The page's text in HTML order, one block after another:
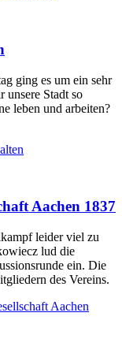
ging es um ein sehr
unsere Stadt so
leben und arbeiten?
Aachen 1837
leider viel zu
lud die
ein. Die
des Vereins.
Aachen